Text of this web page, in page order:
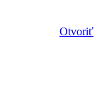
Otvoriť